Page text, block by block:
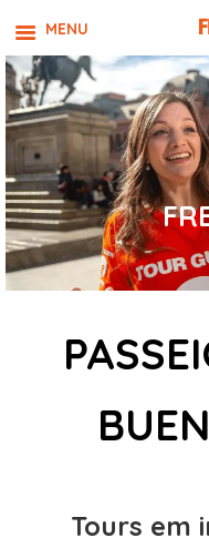
Tours em
MENU